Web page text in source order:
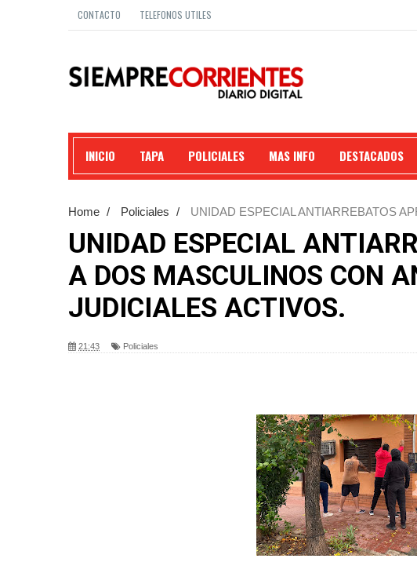
CONTACTO TELEFONOS UTILES
INICIO TAPA POLICIALES MAS INFO DESTACADOS
Home / Policiales /
UNIDAD ESPECIAL ANTIARREBATOS
UNIDAD ESPECIAL
A DOS MASCULINOS CON
JUDICIALES ACTIVOS.
21:43 Policiales